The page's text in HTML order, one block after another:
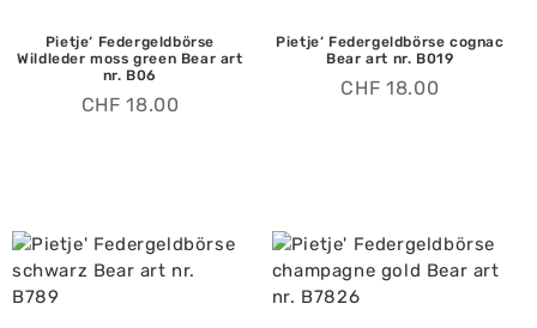
Pietje‘ Federgeldbörse
Wildleder moss green Bear art
nr. B06
CHF 18.00
Pietje‘ Federgeldbörse cognac
Bear art nr. B019
CHF 18.00